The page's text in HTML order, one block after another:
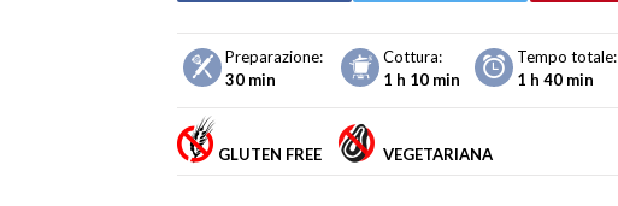
Preparazione:
30 min
Cottura:
1 h 10 min
Tempo totale:
1 h 40 min
GLUTEN FREE VEGETARIANA